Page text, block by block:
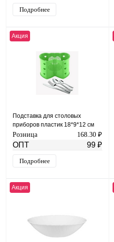
Подробнее
Акция
Подставка для столовых
приборов пластик 18*9*12 см
арт.631 код.00-00003277
Розница 168.30 ₽
ОПТ 99 ₽
Подробнее
Акция